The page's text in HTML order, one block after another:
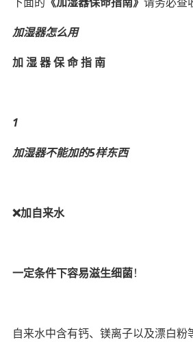
加湿器怎么用
加 湿 器 保 命 指 南
1
加湿器不能加的5样东西
❌加自来水
一定条件下容易滋生细菌！
自来水中含有钙、镁离子以及漂白粉